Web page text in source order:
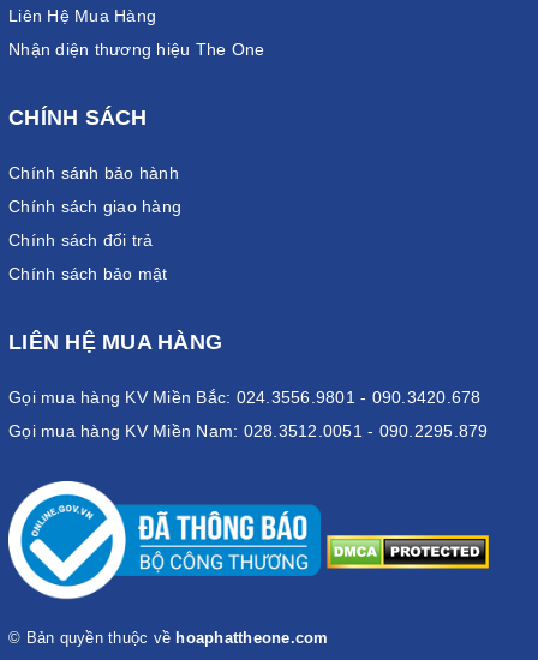
Liên Hệ Mua Hàng
Nhận diện thương hiệu The One
CHÍNH SÁCH
Chính sánh bảo hành
Chính sách giao hàng
Chính sách đổi trả
Chính sách bảo mật
LIÊN HỆ MUA HÀNG
Gọi mua hàng KV Miền Bắc: 024.3556.9801 - 090.3420.678
Gọi mua hàng KV Miền Nam: 028.3512.0051 - 090.2295.879
© Bản quyền thuộc về hoaphattheone.com